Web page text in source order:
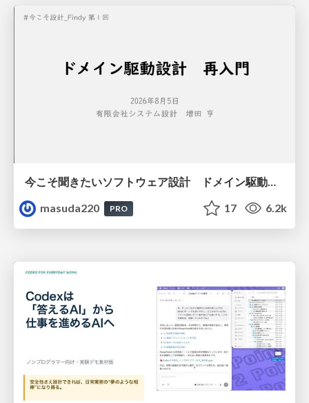
今こそ聞きたいソフトウェア設計 ドメイン駆動設計再入門
masuda220
PRO 17 6.2k